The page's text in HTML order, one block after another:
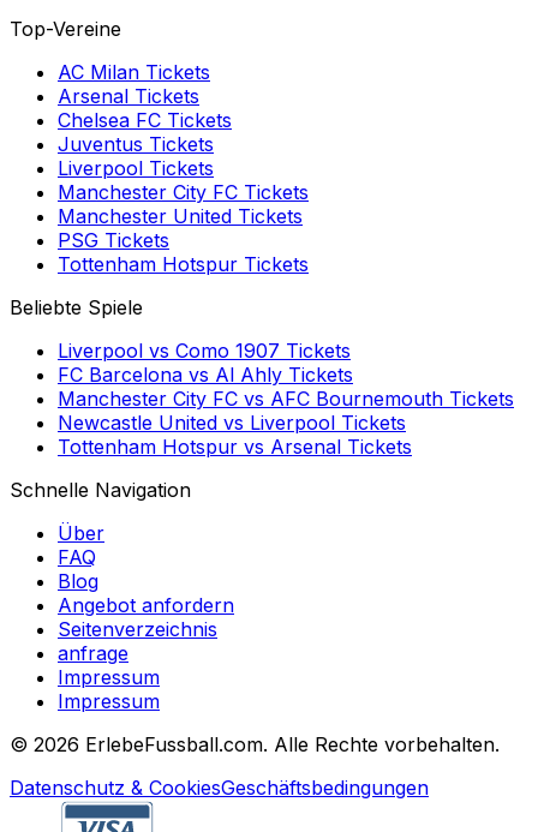
Top-Vereine
AC Milan Tickets
Arsenal Tickets
Chelsea FC Tickets
Juventus Tickets
Liverpool Tickets
Manchester City FC Tickets
Manchester United Tickets
PSG Tickets
Tottenham Hotspur Tickets
Beliebte Spiele
Liverpool vs Como 1907 Tickets
FC Barcelona vs Al Ahly Tickets
Manchester City FC vs AFC Bournemouth Tickets
Newcastle United vs Liverpool Tickets
Tottenham Hotspur vs Arsenal Tickets
Schnelle Navigation
Über
FAQ
Blog
Angebot anfordern
Seitenverzeichnis
anfrage
Impressum
Impressum
© 2026 ErlebeFussball.com. Alle Rechte vorbehalten.
Datenschutz & CookiesGeschäftsbedingungen